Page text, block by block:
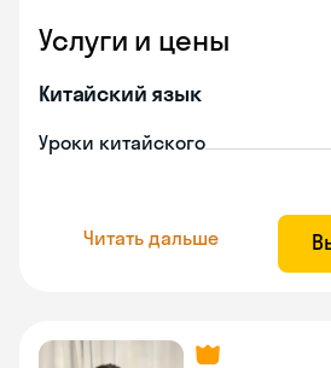
Услуги и цены
Китайский язык
Уроки китайского
Читать дальше